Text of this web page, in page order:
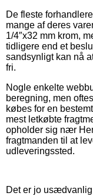
De fleste
mange af deres
1/4″x32 mm krom,
tidligere end et
sandsynligt kan nå
fri.
Nogle enkelte
beregning, men
købes for en
mest letkøbte
opholder sig nær
fragtmanden til at
udleveringssted.
Det er jo